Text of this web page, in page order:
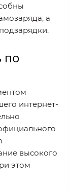
а
по
интернет-
высокого
этом